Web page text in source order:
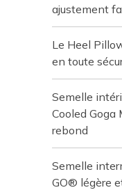
ajustement
Le Heel
en toute
Semelle
Cooled
rebond
Semelle
GO® légère